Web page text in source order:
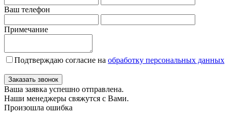
Ваш телефон
Примечание
Подтверждаю согласие на обработку персональных данных
Заказать звонок
Ваша заявка успешно отправлена.
Наши менеджеры свяжутся с Вами.
Произошла ошибка